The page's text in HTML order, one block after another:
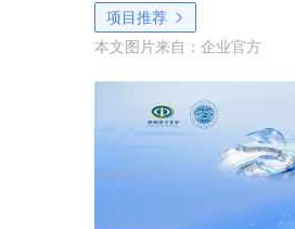
项目推荐
本文图片来自： 企业官方